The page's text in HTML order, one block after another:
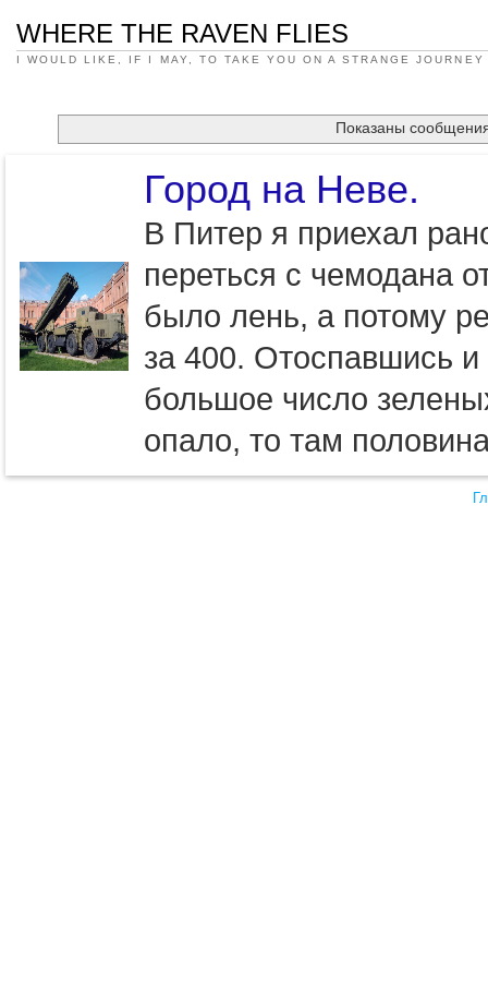
WHERE THE RAVEN FLIES
I WOULD LIKE, IF I MAY, TO TAKE YOU ON A STRANGE JOURNEY
Показаны
Город на Неве.
В Питер я приехал
переться с чемодана
было лень, а потому
за 400. Отоспавшись
большое число
опало, то там